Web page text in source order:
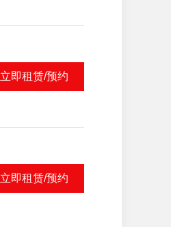
立即租赁/预约
立即租赁/预约